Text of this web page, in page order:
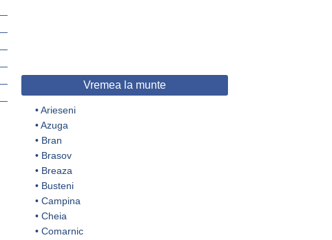
Vremea la munte
•Arieseni
•Azuga
• Bran
• Brasov
• Breaza
• Busteni
• Campina
• Cheia
• Comarnic